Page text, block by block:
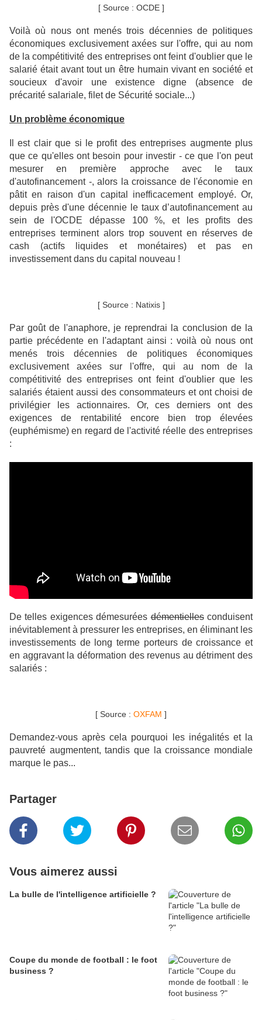
[ Source : OCDE ]
Voilà où nous ont menés trois décennies de politiques
économiques exclusivement axées sur l'offre, qui au nom
de la compétitivité des entreprises ont feint d'oublier que le
salarié était avant tout un être humain vivant en société et
soucieux d'avoir une existence digne (absence de
précarité salariale, filet de Sécurité sociale...)
Un problème économique
Il est clair que si le profit des entreprises augmente plus
que ce qu'elles ont besoin pour investir - ce que l'on peut
mesurer en première approche avec le taux
d'autofinancement -, alors la croissance de l'économie en
pâtit en raison d'un capital inefficacement employé. Or,
depuis près d'une décennie le taux d’autofinancement au
sein de l'OCDE dépasse 100 %, et les profits des
entreprises terminent alors trop souvent en réserves de
cash (actifs liquides et monétaires) et pas en
investissement dans du capital nouveau !
[ Source : Natixis ]
Par goût de l'anaphore, je reprendrai la conclusion de la
partie précédente en l'adaptant ainsi : voilà où nous ont
menés trois décennies de politiques économiques
exclusivement axées sur l'offre, qui au nom de la
compétitivité des entreprises ont feint d'oublier que les
salariés étaient aussi des consommateurs et ont choisi de
privilégier les actionnaires. Or, ces derniers ont des
exigences de rentabilité encore bien trop élevées
(euphémisme) en regard de l'activité réelle des entreprises
:
De telles exigences démesuréesdémentiellesconduisent
inévitablement à pressurer les entreprises, en éliminant les
investissements de long terme porteurs de croissance et
en aggravant la déformation des revenus au détriment des
salariés :
[ Source : OXFAM ]
Demandez-vous après cela pourquoi les inégalités et la
pauvreté augmentent, tandis que la croissance mondiale
marque le pas...
Partager
Vous aimerez aussi
La bulle de l'intelligence artificielle ?
Coupe du monde de football : le foot
business ?